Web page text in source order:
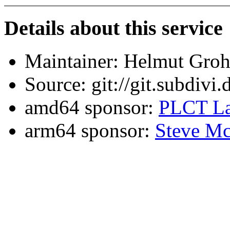
Details about this service
Maintainer: Helmut
Source: git://
amd64 sponsor: PLCT
arm64 sponsor: Steve